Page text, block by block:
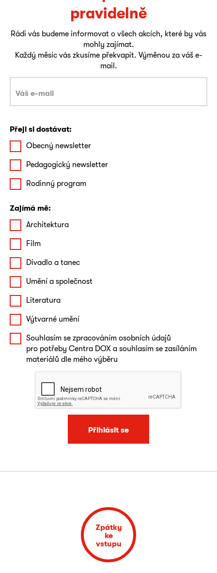
pravidelně
Rádi vás budeme informovat o všech akcích, které by vás
mohly zajímat.
Každý měsíc vás zkusíme překvapit. Výměnou za váš e-
mail.
Přeji si dostávat:
Obecný newsletter
Pedagogický newsletter
Rodinný program
Zajímá mě:
Architektura
Film
Divadlo a tanec
Umění a společnost
Literatura
Výtvarné umění
Souhlasím se zpracováním osobních údajů
pro potřeby Centra DOX a souhlasím se zasíláním
materiálů dle mého výběru
Přihlásit se
Zpátky
ke
vstupu